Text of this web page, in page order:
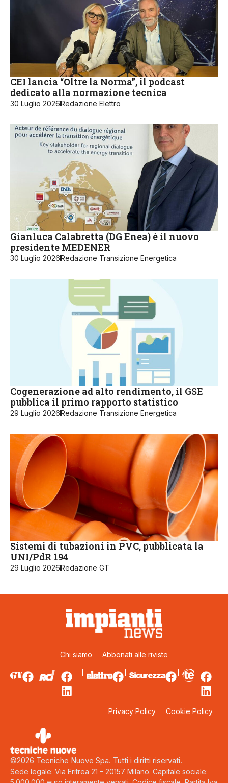
CEI lancia “Oltre la Norma”, il podcast
dedicato alla normazione tecnica
30 Luglio 2026Redazione Elettro
Gianluca Calabretta (DG Enea) è il nuovo
presidente MEDENER
30 Luglio 2026Redazione Transizione Energetica
Cogenerazione ad alto rendimento, il GSE
pubblica il primo rapporto statistico
29 Luglio 2026Redazione Transizione Energetica
Sistemi di tubazioni in PVC, pubblicata la
UNI/PdR 194
29 Luglio 2026Redazione GT
Chi siamo Abbonati alle riviste
Privacy Policy Cookie Policy
©2026 Tecniche Nuove Spa. Tutti i diritti riservati.
Sede legale: Via Eritrea 21 – 20157 Milano. Capitale sociale: